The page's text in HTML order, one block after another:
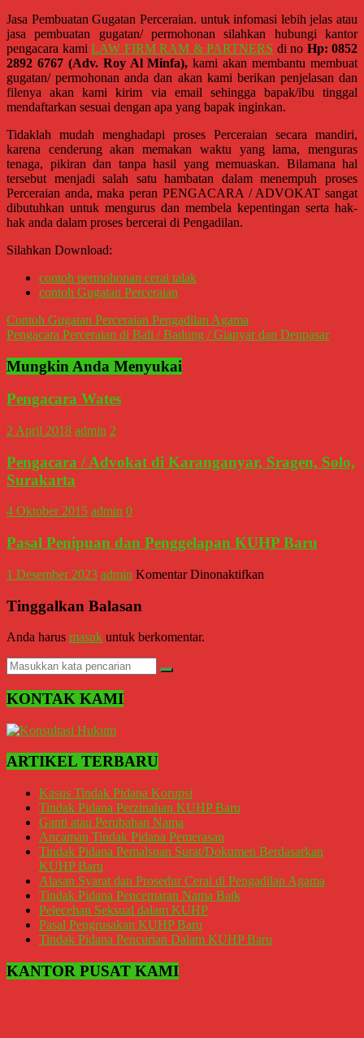
Kidul,
Kulon
Progo,
Balikpapan,
Jakarta
Pusat,
Tanggerang,
Purworejo,
Purwokerto,
Kebumen,
Tasikmalaya,
Purwodadi,
Pacitan,
Palembang,
Bandar
Lampung,
Badung,
Mataram,
Temanggung,
Karanganyar,
Malang,
Kediri,
Madiun,
Ponorogo,
Banjarnegara,
Wonosobo,
Cirebon,
Karawang,
Aceh,
Padang,
Jakarta
Pusat,
Bontang,
Demak,
Kudus,
Sorong,
Papua,
Bekasi,
Pengacara
Pajak,
Pengacara
Perusahaan,
Kantor
Hukum
LBH,
Jasa Pembuatan Gugatan Perceraian. untuk infomasi lebih jelas atau
jasa pembuatan gugatan/ permohonan silahkan hubungi kantor
pengacara kami LAW FIRM RAM & PARTNERS di no Hp: 0852
2892 6767 (Adv. Roy Al Minfa), kami akan membantu membuat
gugatan/ permohonan anda dan akan kami berikan penjelasan dan
filenya akan kami kirim via email sehingga bapak/ibu tinggal
mendaftarkan sesuai dengan apa yang bapak inginkan.
Tidaklah mudah menghadapi proses Perceraian secara mandiri,
karena cenderung akan memakan waktu yang lama, menguras
tenaga, pikiran dan tanpa hasil yang memuaskan. Bilamana hal
tersebut menjadi salah satu hambatan dalam menempuh proses
Perceraian anda, maka peran PENGACARA / ADVOKAT sangat
dibutuhkan untuk mengurus dan membela kepentingan serta hak-
hak anda dalam proses bercerai di Pengadilan.
Silahkan Download:
contoh permohonan cerai talak
contoh Gugatan Perceraian
Navigasi
pos
Contoh Gugatan Perceraian Pengadilan Agama
Pengacara Perceraian di Bali / Badung / Gianyar dan Denpasar
Mungkin Anda Menyukai
Pengacara Wates
2 April 2018 admin 2
Pengacara / Advokat di Karanganyar, Sragen, Solo,
Surakarta
4 Oktober 2015 admin 0
Pasal Penipuan dan Penggelapan KUHP Baru
1 Desember 2023 admin Komentar Dinonaktifkan
Tinggalkan Balasan
Anda harus masuk untuk berkomentar.
KONTAK KAMI
ARTIKEL TERBARU
Kasus Tindak Pidana Korupsi
Tindak Pidana Perzinahan KUHP Baru
Ganti atau Perubahan Nama
Ancaman Tindak Pidana Pemerasan
Tindak Pidana Pemalsuan Surat/Dokumen Berdasarkan
KUHP Baru
Alasan Syarat dan Prosedur Cerai di Pengadilan Agama
Tindak Pidana Pencemaran Nama Baik
Pelecehan Seksual dalam KUHP
Pasal Pengrusakan KUHP Baru
Tindak Pidana Pencurian Dalam KUHP Baru
KANTOR PUSAT KAMI